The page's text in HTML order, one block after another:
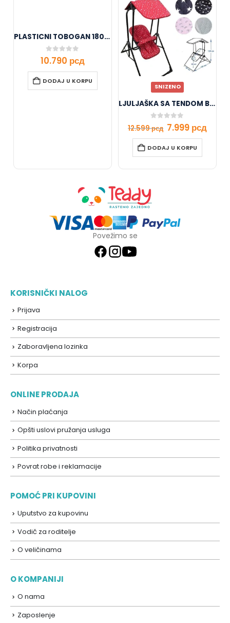
PLASTICNI TOBOGAN 180CM ZELENI
0 out of 5
10.790 рсд
DODAJ U KORPU
SNIZENO
LJULJAŠKA SA TENDOM BATA
out of 5
12.599рсд 7.999 рсд
DODAJ U KORPU
Povežimo se
KORISNIČKI NALOG
Prijava
Registracija
Zaboravljena lozinka
Korpa
ONLINE PRODAJA
Način plaćanja
Opšti uslovi pružanja usluga
Politika privatnosti
Povrat robe i reklamacije
POMOĆ PRI KUPOVINI
Uputstvo za kupovinu
Vodič za roditelje
O veličinama
O KOMPANIJI
O nama
Zaposlenje